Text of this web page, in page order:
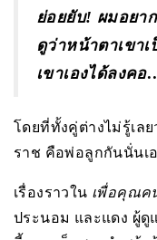
ย่อยยับ! ผมอยา
ดูว่าหน้าตาเขา
เขาเองได้ลงคอ
โดยที่ทั้งคู่ต่างไม่รู้เล
ราช คือพ่อลูกกันนั่นเ
เรื่องราวใน เพื่อคุณค
ประนอม และแดง ผู้ดู